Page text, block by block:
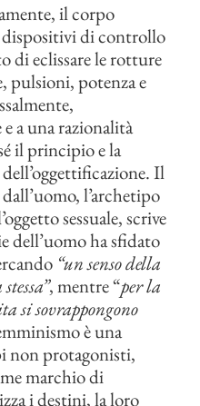
il corpo
dispositivi di controllo
di eclissare le rotture
pulsioni, potenza e
a una razionalità
il principio e la
Il
l’archetipo
sessuale, scrive
dell’uomo ha sfidato
“un senso della
, mentre “per la
si sovrappongono
è una
non protagonisti,
marchio di
i destini, la loro